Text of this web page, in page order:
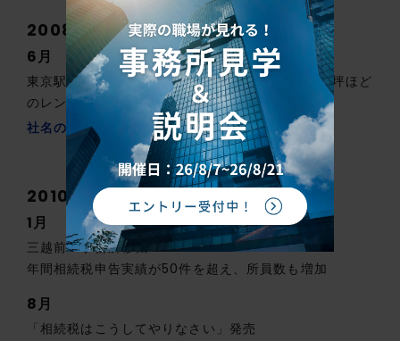
2008年
6月
東京駅八重洲口で開業 スタートは東京駅近くの3坪ほど
のレンタルオフィス
社名の由来
2010年
1月
三越前へ事務所移転
年間相続税申告実績が50件を超え、所員数も増加
8月
「相続税はこうしてやりなさい」発売